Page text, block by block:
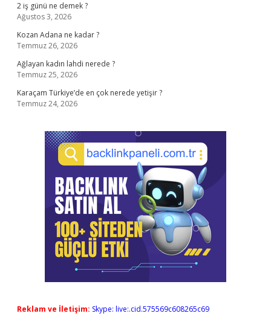
2 iş günü ne demek ?
Ağustos 3, 2026
Kozan Adana ne kadar ?
Temmuz 26, 2026
Ağlayan kadın lahdi nerede ?
Temmuz 25, 2026
Karaçam Türkiye’de en çok nerede yetişir ?
Temmuz 24, 2026
Reklam ve İletişim: Skype: live:.cid.575569c608265c69